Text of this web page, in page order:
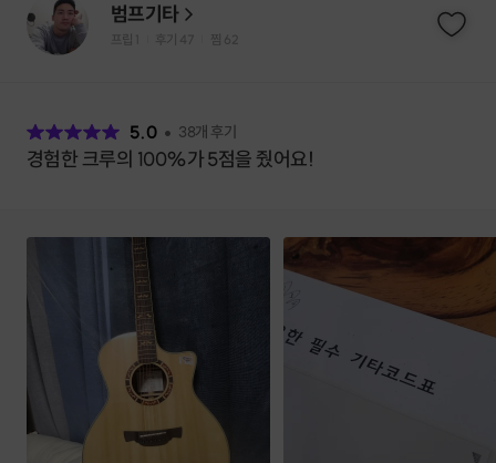
범프기타
프립 후기 47 찜 62
5.0 38개 후기
경험한 크루의 100%가 5점을 줬어요!